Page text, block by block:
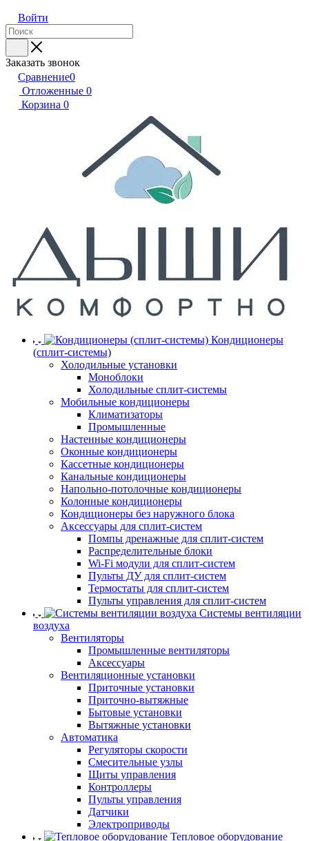
Войти
Заказать звонок
Сравнение0
Отложенные 0
Корзина 0
Кондиционеры
(сплит-системы)
Холодильные установки
Моноблоки
Холодильные сплит-системы
Мобильные кондиционеры
Климатизаторы
Промышленные
Настенные кондиционеры
Оконные кондиционеры
Кассетные кондиционеры
Канальные кондиционеры
Напольно-потолочные кондиционеры
Колонные кондиционеры
Кондиционеры без наружного блока
Аксессуары для сплит-систем
Помпы дренажные для сплит-систем
Распределительные блоки
Wi-Fi модули для сплит-систем
Пульты ДУ для сплит-систем
Термостаты для сплит-систем
Пульты управления для сплит-систем
Системы вентиляции
воздуха
Вентиляторы
Промышленные вентиляторы
Аксессуары
Вентиляционные установки
Приточные установки
Приточно-вытяжные
Бытовые установки
Вытяжные установки
Автоматика
Регуляторы скорости
Смесительные узлы
Щиты управления
Контроллеры
Пульты управления
Датчики
Электроприводы
Тепловое оборудование